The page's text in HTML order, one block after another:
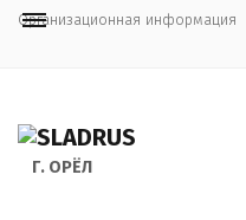
Организационная информация
Г. ОРЁЛ